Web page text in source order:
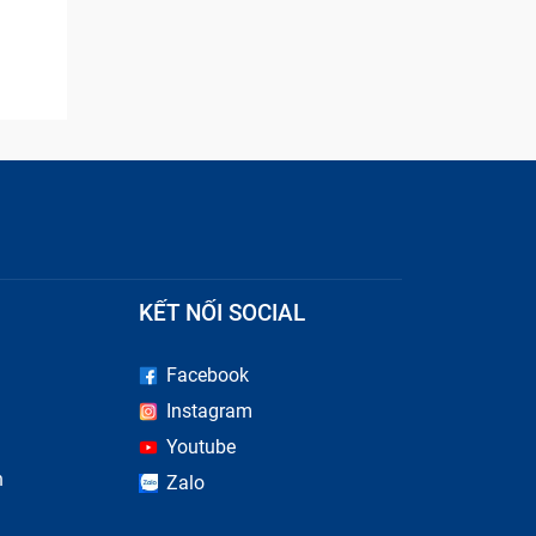
KẾT NỐI SOCIAL
Facebook
Instagram
Youtube
Zalo